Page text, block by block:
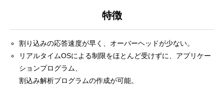
特徴
割り込みの応答速度が早く、オーバーヘッドが少ない。
リアルタイムOSによる制限をほとんど受けずに、アプリケー
ションプログラム、
割込み解析プログラムの作成が可能。